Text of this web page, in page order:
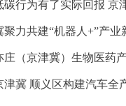
碳行为有了实际回报 京
聚力共建“机器人+”产业
庄（京津冀）生物医药
津冀 顺义区构建汽车全